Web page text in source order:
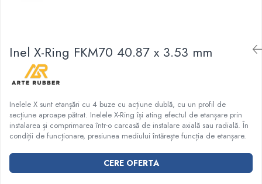
Pentru etansari cu gauri de trecere a
prezoanelor (full face) conform DIN
86071
Pentru flanse plate cu umar (RF) conform
DIN 2690
Inel X-Ring FKM70 40.87 x 3.53 mm
Inelele X sunt etanșări cu 4 buze cu acțiune dublă, cu un profil de
secțiune aproape pătrat. Inelele X-Ring își ating efectul de etanșare prin
instalarea și comprimarea într-o carcasă de instalare axială sau radială. În
condiții de funcționare, presiunea mediului întărește funcția de etanșare.
CERE OFERTA